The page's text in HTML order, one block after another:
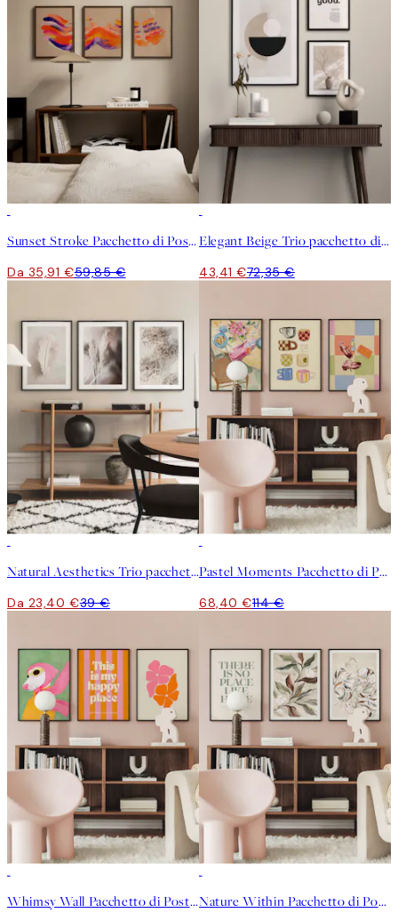
Sunset Stroke Pacchetto di Poster
Da 35,91 €59,85 €
Elegant Beige Trio pacchetto di poster
43,41 €72,35 €
Natural Aesthetics Trio pacchetto di poster
Da 23,40 €39 €
Pastel Moments Pacchetto di Poster
68,40 €114 €
Whimsy Wall Pacchetto di Poster Nature Within Pacchetto di Poster